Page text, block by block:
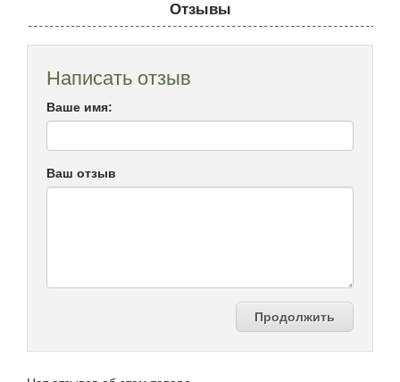
Отзывы
Написать отзыв
Ваше имя:
Ваш отзыв
Продолжить